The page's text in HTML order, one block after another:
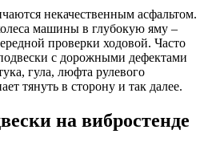
некачественным асфальтом.
машины в глубокую яму –
проверки ходовой. Часто
с дорожными дефектами
гула, люфта рулевого
тянуть в сторону и так далее.
на вибростенде